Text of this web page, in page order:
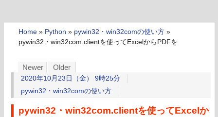
Home » Python » pywin32・win32comの使い方 »
pywin32・win32com.clientを使ってExcelからPDFを
Newer Older
2020年10月23日（金） 9時25分
pywin32・win32comの使い方
pywin32・win32com.clientを使ってExcelか